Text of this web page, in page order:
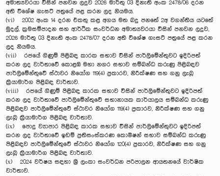
අමාත්‍යවරයා විසින් පනවන ලදුව 2026 මාර්තු 03 දිනැති අංක 2478/06 දරන
අති විශේෂ ගැසට් පත්‍රයේ පළ කරන ලද නියමය.
(vi) 2002 අංක 14 දරන එකතු කළ අගය මත බදු පනතේ 2අ වගන්තිය යටතේ
මුදල්, ක්‍රමසම්පාදන සහ ආර්ථික සංවර්ධන අමාත්‍යවරයා විසින් පනවන ලදුව,
2026 මාර්තු 03 දිනැති අංක 2478/07 දරන අති විශේෂ ගැසට් පත්‍රයේ පළ කරන
ලද නියමය.
(vii) රජයේ ගිණුම් පිළිබඳ කාරක සභාව විසින් පාර්ලිමේන්තුවට ඉදිරිපත්
කරන ලද වාර්තාවේ කොළඹ මහා නගර සභාව සම්බන්ධ කරුණු පිළිබඳව
පාර්ලිමේන්තුවේ ස්ථාවර නියෝග 119(4) ප්‍රකාරව, නිරීක්ෂණ සහ ගනු ලැබූ
ක්‍රියාමාර්ග පිළිබඳ වාර්තාව.
(viii) රජයේ ගිණුම් පිළිබඳ කාරක සභාව විසින් පාර්ලිමේන්තුවට ඉදිරිපත්
කරන ලද වාර්තාවේ පාර්ලිමේන්තුවේ සභානායක කාර්යාල‍ය සම්බන්ධ කරුණු
පිළිබඳව පාර්ලිමේන්තුවේ ස්ථාවර නියෝග 119(4) ප්‍රකාරව, නිරීක්ෂණ සහ ගනු
ලැබූ ක්‍රියාමාර්ග පිළිබඳ වාර්තාව.
(ix) පොදු ව්‍යාපාර පිළිබඳ කාරක සභාව විසින් පාර්ලිමේන්තුවට ඉදිරිපත්
කරන ලද වාර්තාවේ ඉඩම් ප්‍රතිසංස්කරණ කොමිෂන් සභාව සම්බන්ධ කරුණු
පිළිබඳව පාර්ලිමේන්තුවේ ස්ථාවර නියෝග 120(4) ප්‍රකාරව, නිරීක්ෂණ සහ ගනු
ලැබූ ක්‍රියාමාර්ග පිළිබඳ වාර්තාව.
(x) 2024 වර්ෂය සඳහා ශ්‍රී ලංකා සංවර්ධන පරිපාලන ආයතනයේ වාර්ෂික
වාර්තාව.